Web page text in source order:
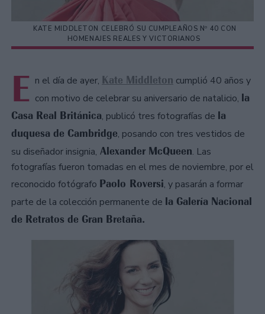
KATE MIDDLETON CELEBRÓ SU CUMPLEAÑOS Nº 40 CON
HOMENAJES REALES Y VICTORIANOS
E n el día de ayer, Kate Middleton cumplió 40 años y
con motivo de celebrar su aniversario de natalicio, la
Casa Real Británica, publicó tres fotografías de la
duquesa de Cambridge, posando con tres vestidos de
su diseñador insignia, Alexander McQueen. Las
fotografías fueron tomadas en el mes de noviembre, por el
reconocido fotógrafo Paolo Roversi, y pasarán a formar
parte de la colección permanente de la Galería Nacional
de Retratos de Gran Bretaña.